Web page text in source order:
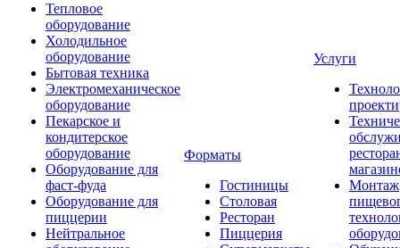
Тепловое
оборудование
Холодильное
оборудование
Бытовая техника
Электромеханическое
оборудование
Пекарское и
кондитерское
оборудование
Оборудование для
фаст-фуда
Оборудование для
пиццерии
Нейтральное
Форматы
Гостиницы
Столовая
Ресторан
Пиццерия
Услуги
Монтаж